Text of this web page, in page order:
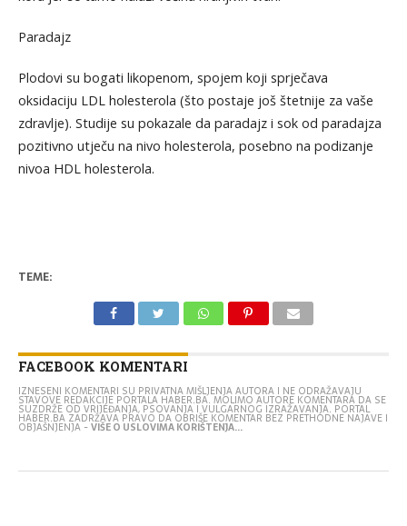
Paradajz
Plodovi su bogati likopenom, spojem koji sprječava
oksidaciju LDL holesterola (što postaje još štetnije za vaše
zdravlje). Studije su pokazale da paradajz i sok od paradajza
pozitivno utječu na nivo holesterola, posebno na podizanje
nivoa HDL holesterola.
TEME:
FACEBOOK KOMENTARI
IZNESENI KOMENTARI SU PRIVATNA MIŠLJENJA AUTORA I NE ODRAŽAVAJU
STAVOVE REDAKCIJE PORTALA HABER.BA. MOLIMO AUTORE KOMENTARA DA SE
SUZDRŽE OD VRIJEĐANJA, PSOVANJA I VULGARNOG IZRAŽAVANJA. PORTAL
HABER.BA ZADRŽAVA PRAVO DA OBRIŠE KOMENTAR BEZ PRETHODNE NAJAVE I
OBJAŠNJENJA -VIŠE O USLOVIMA KORIŠTENJA...